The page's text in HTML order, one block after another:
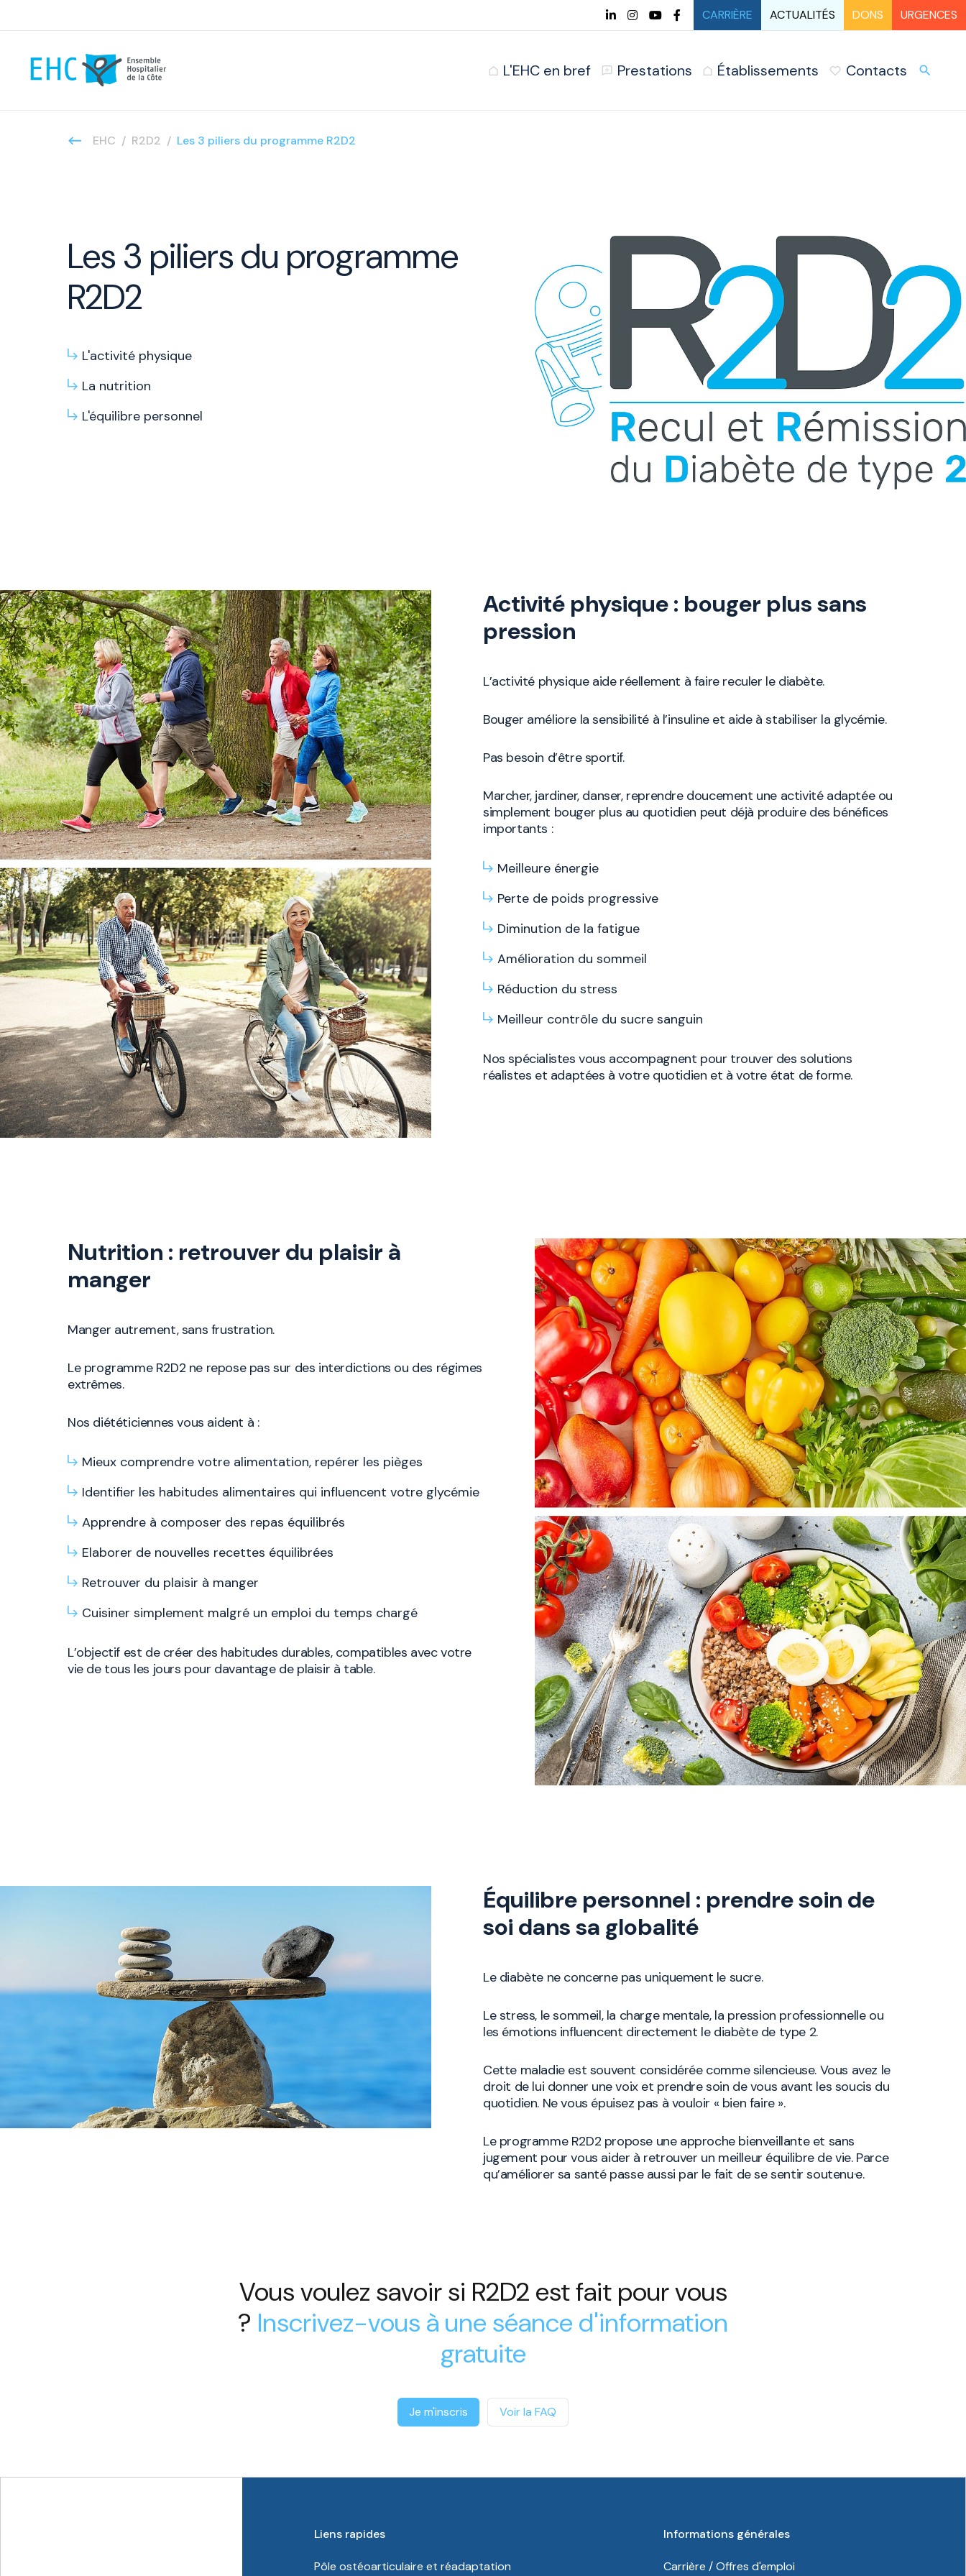
CARRIÈRE ACTUALITÉS DONS URGENCES
L'EHC en bref Prestations Établissements Contacts search
EHC R2D2 Les 3 piliers du programme R2D2
Les 3 piliers du programme
R2D2
L'activité physique
La nutrition
L'équilibre personnel
Activité physique : bouger plus sans
pression
L’activité physique aide réellement à faire reculer le diabète.
Bouger améliore la sensibilité à l’insuline et aide à stabiliser la glycémie.
Pas besoin d’être sportif.
Marcher, jardiner, danser, reprendre doucement une activité adaptée ou
simplement bouger plus au quotidien peut déjà produire des bénéfices
importants :
Meilleure énergie
Perte de poids progressive
Diminution de la fatigue
Amélioration du sommeil
Réduction du stress
Meilleur contrôle du sucre sanguin
Nos spécialistes vous accompagnent pour trouver des solutions
réalistes et adaptées à votre quotidien et à votre état de forme.
Nutrition : retrouver du plaisir à
manger
Manger autrement, sans frustration.
Le programme R2D2 ne repose pas sur des interdictions ou des régimes
extrêmes.
Nos diététiciennes vous aident à :
Mieux comprendre votre alimentation, repérer les pièges
Identifier les habitudes alimentaires qui influencent votre glycémie
Apprendre à composer des repas équilibrés
Elaborer de nouvelles recettes équilibrées
Retrouver du plaisir à manger
Cuisiner simplement malgré un emploi du temps chargé
L’objectif est de créer des habitudes durables, compatibles avec votre
vie de tous les jours pour davantage de plaisir à table.
Équilibre personnel : prendre soin de
soi dans sa globalité
Le diabète ne concerne pas uniquement le sucre.
Le stress, le sommeil, la charge mentale, la pression professionnelle ou
les émotions influencent directement le diabète de type 2.
Cette maladie est souvent considérée comme silencieuse. Vous avez le
droit de lui donner une voix et prendre soin de vous avant les soucis du
quotidien. Ne vous épuisez pas à vouloir « bien faire ».
Le programme R2D2 propose une approche bienveillante et sans
jugement pour vous aider à retrouver un meilleur équilibre de vie. Parce
qu’améliorer sa santé passe aussi par le fait de se sentir soutenu·e.
Vous voulez savoir si R2D2 est fait pour vous
? Inscrivez-vous à une séance d'information
gratuite
Je m'inscris Voir la FAQ
Liens rapides
Pôle ostéoarticulaire et réadaptation
Informations générales
Carrière / Offres d'emploi